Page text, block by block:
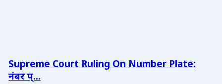
Supreme Court Ruling On Number Plate:
नंबर प्...